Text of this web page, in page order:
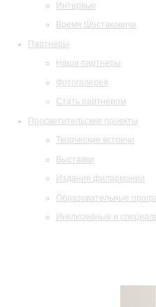
Интервью
Время Шостаковича
Партнеры
Наши партнеры
Фотогалерея
Стать партнером
Просветительские проекты
Творческие встречи
Выставки
Издания филармонии
Образовательные
Инклюзивные и